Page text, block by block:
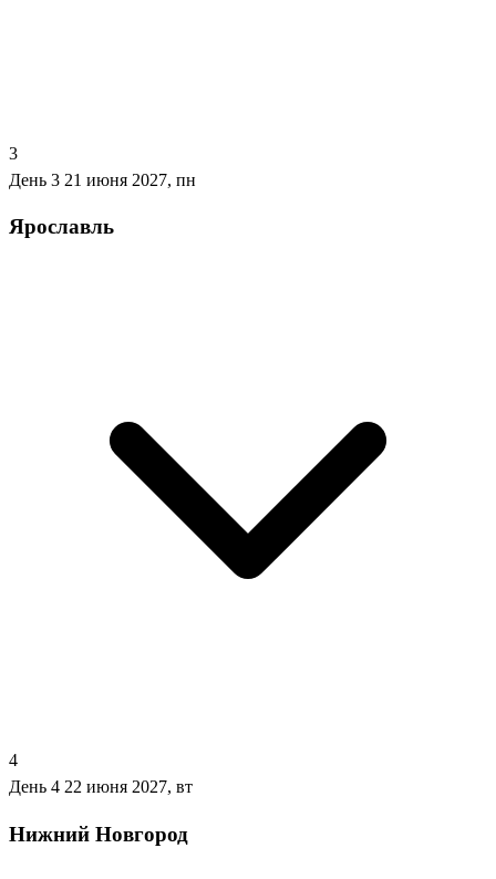
3
День 3 21 июня 2027, пн
Ярославль
4
День 4 22 июня 2027, вт
Нижний Новгород